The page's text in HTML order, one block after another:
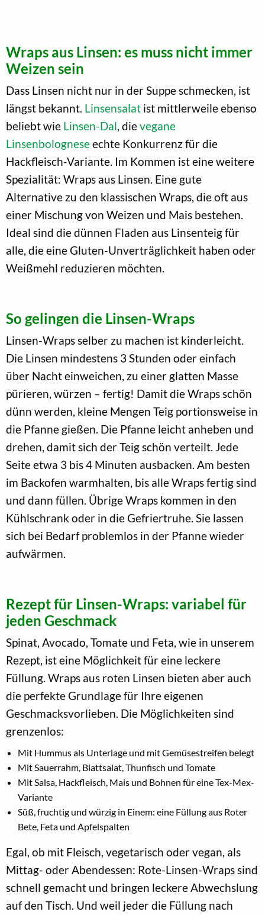
Wraps aus Linsen: es muss nicht immer
Weizen sein
Dass Linsen nicht nur in der Suppe schmecken, ist
längst bekannt. Linsensalat ist mittlerweile ebenso
beliebt wie Linsen-Dal, dievegane
Linsenbologneseechte Konkurrenz für die
Hackfleisch-Variante. Im Kommen ist eine weitere
Spezialität: Wraps aus Linsen. Eine gute
Alternative zu den klassischen Wraps, die oft aus
einer Mischung von Weizen und Mais bestehen.
Ideal sind die dünnen Fladen aus Linsenteig für
alle, die eine Gluten-Unverträglichkeit haben oder
Weißmehl reduzieren möchten.
So gelingen die Linsen-Wraps
Linsen-Wraps selber zu machen ist kinderleicht.
Die Linsen mindestens 3 Stunden oder einfach
über Nacht einweichen, zu einer glatten Masse
pürieren, würzen – fertig! Damit die Wraps schön
dünn werden, kleine Mengen Teig portionsweise in
die Pfanne gießen. Die Pfanne leicht anheben und
drehen, damit sich der Teig schön verteilt. Jede
Seite etwa 3 bis 4 Minuten ausbacken. Am besten
im Backofen warmhalten, bis alle Wraps fertig sind
und dann füllen. Übrige Wraps kommen in den
Kühlschrank oder in die Gefriertruhe. Sie lassen
sich bei Bedarf problemlos in der Pfanne wieder
aufwärmen.
Rezept für Linsen-Wraps: variabel für
jeden Geschmack
Spinat, Avocado, Tomate und Feta, wie in unserem
Rezept, ist eine Möglichkeit für eine leckere
Füllung. Wraps aus roten Linsen bieten aber auch
die perfekte Grundlage für Ihre eigenen
Geschmacksvorlieben. Die Möglichkeiten sind
grenzenlos:
Mit Hummus als Unterlage und mit Gemüsestreifen belegt
Mit Sauerrahm, Blattsalat, Thunfisch und Tomate
Mit Salsa, Hackfleisch, Mais und Bohnen für eine Tex-Mex-
Variante
Süß, fruchtig und würzig in Einem: eine Füllung aus Roter
Bete, Feta und Apfelspalten
Egal, ob mit Fleisch, vegetarisch oder vegan, als
Mittag- oder Abendessen: Rote-Linsen-Wraps sind
schnell gemacht und bringen leckere Abwechslung
auf den Tisch. Und weil jeder die Füllung nach